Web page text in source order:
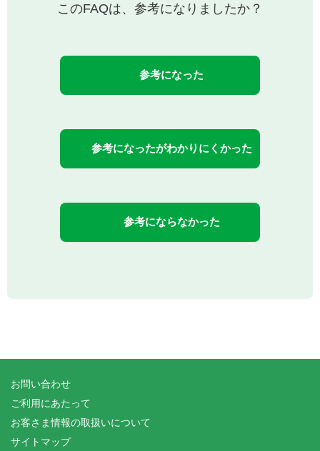
このFAQは、参考になりましたか？
参考になった
参考になったがわかりにくかった
参考にならなかった
お問い合わせ
ご利用にあたって
お客さま情報の取扱いについて
サイトマップ